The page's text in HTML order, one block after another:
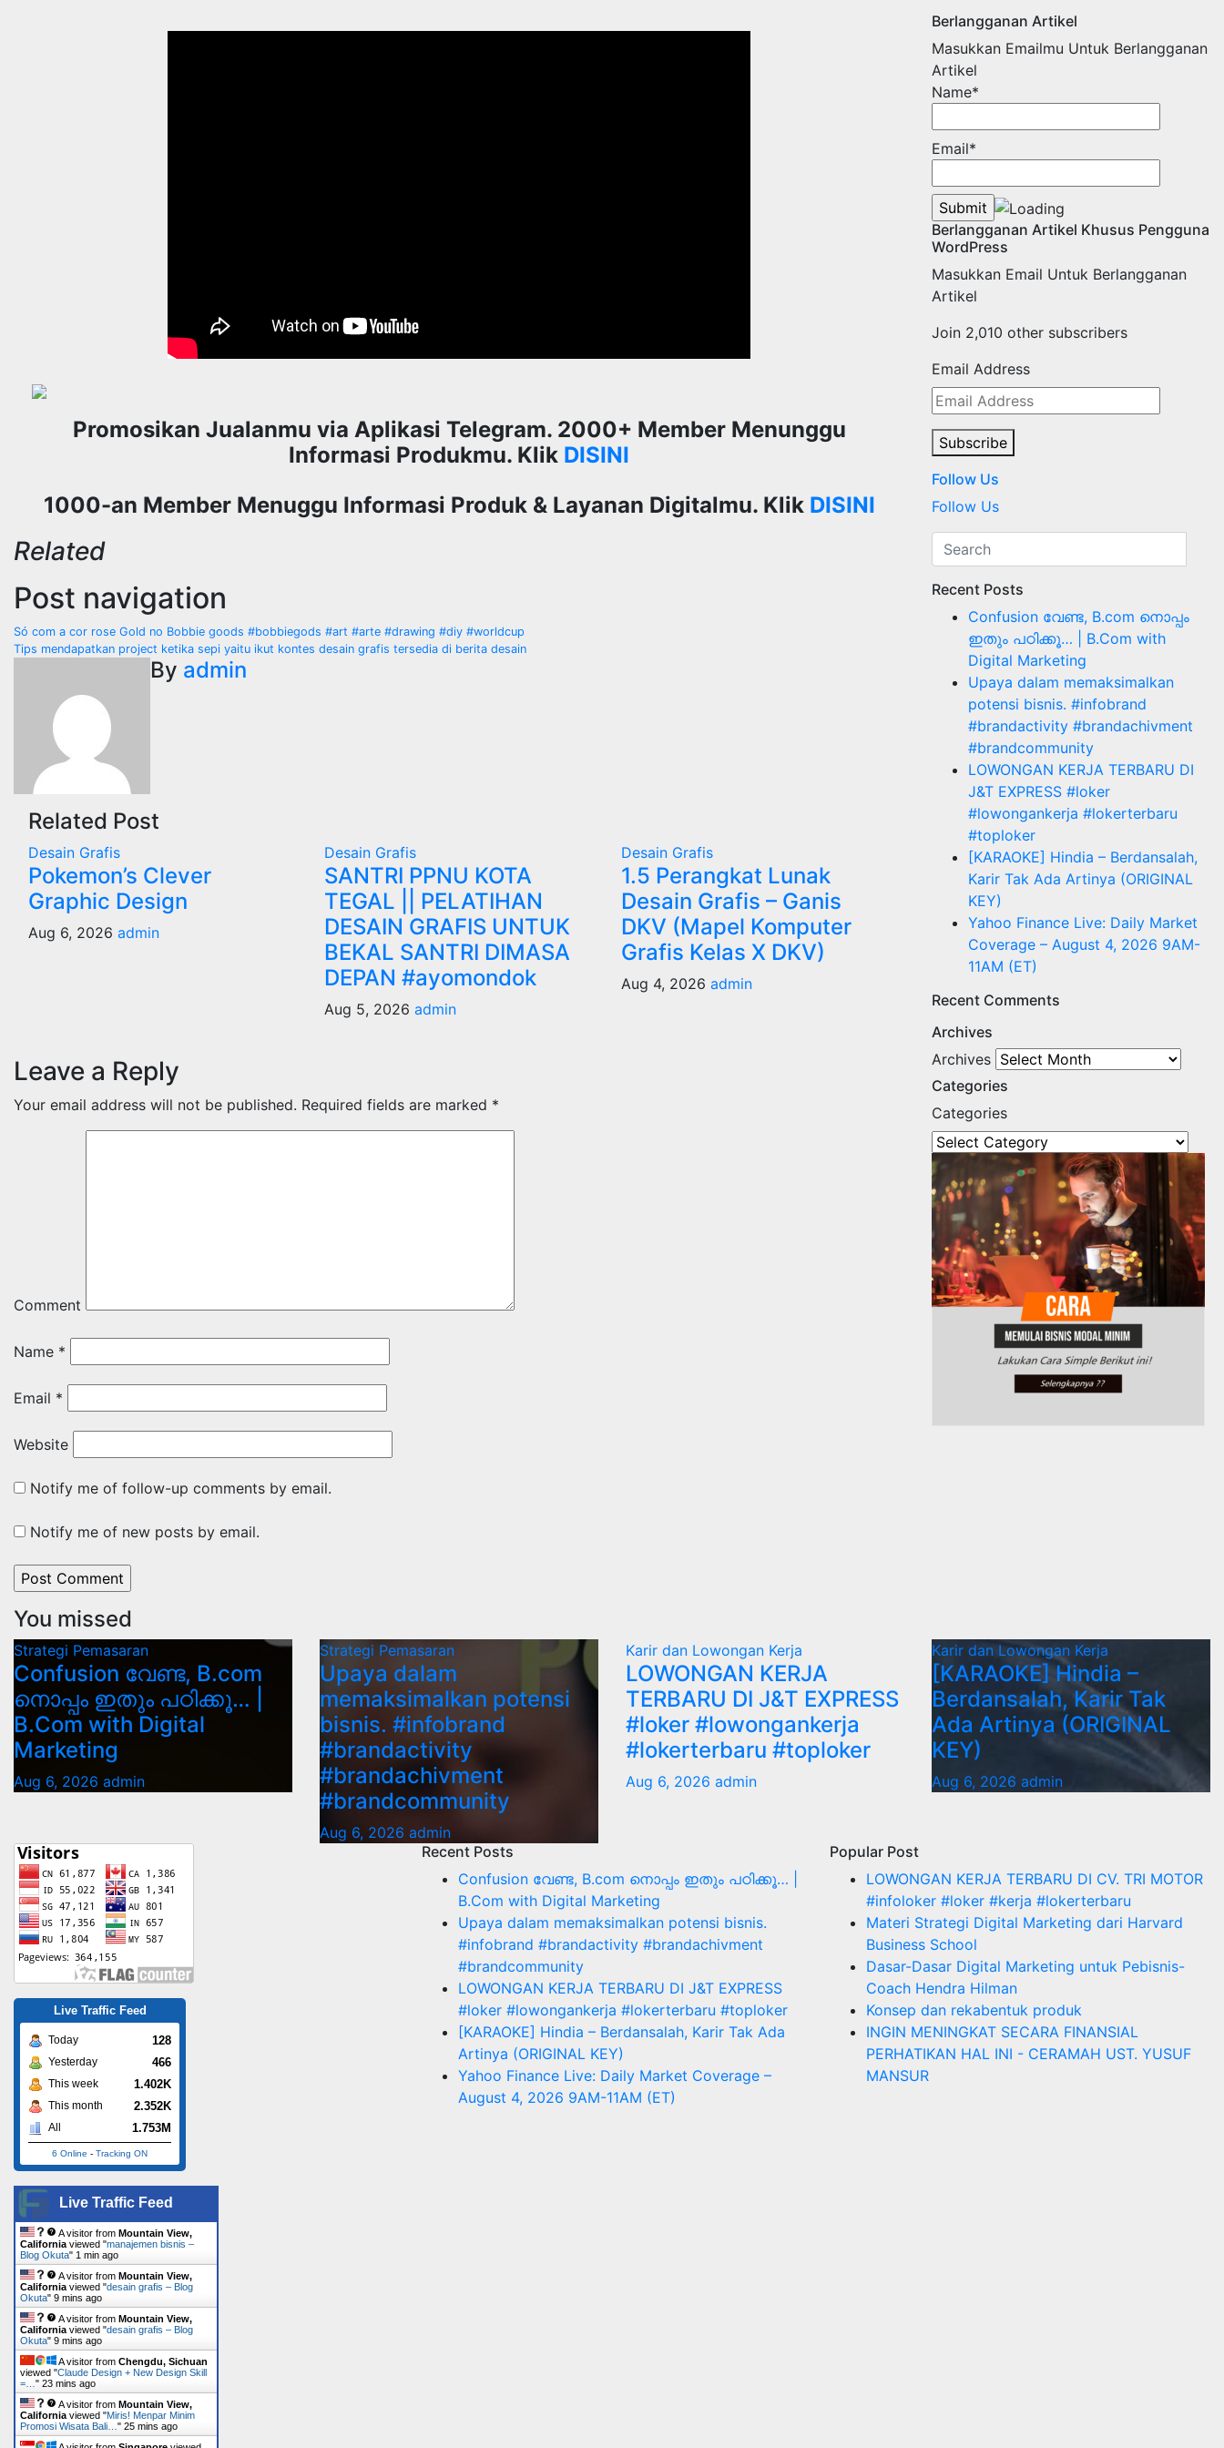
Promosikan Jualanmu via Aplikasi Telegram. 2000+ Member Menunggu
Informasi Produkmu. Klik DISINI
1000-an Member Menuggu Informasi Produk & Layanan Digitalmu. Klik DISINI
Related
Post navigation
Só com a cor rose Gold no Bobbie goods #bobbiegods #art #arte #drawing #diy #worldcup
Tips mendapatkan project ketika sepi yaitu ikut kontes desain grafis tersedia di berita desain
By admin
Related Post
Desain Grafis
Pokemon’s Clever
Graphic Design
Aug 6, 2026 admin
Desain Grafis
SANTRI PPNU KOTA
TEGAL || PELATIHAN
DESAIN GRAFIS UNTUK
BEKAL SANTRI DIMASA
DEPAN #ayomondok
Aug 5, 2026 admin
Desain Grafis
1.5 Perangkat Lunak
Desain Grafis – Ganis
DKV (Mapel Komputer
Grafis Kelas X DKV)
Aug 4, 2026 admin
Leave a Reply
Your email address will not be published. Required fields are marked *
Comment
Name *
Email *
Website
Notify me of follow-up comments by email.
Notify me of new posts by email.
Berlangganan Artikel
Masukkan Emailmu Untuk Berlangganan
Artikel
Name*
Email*
Berlangganan Artikel Khusus Pengguna
WordPress
Masukkan Email Untuk Berlangganan
Artikel
Join 2,010 other subscribers
Email Address
Subscribe
Follow Us
Follow Us
Recent Posts
Confusion വേണ്ട, B.com നൊപ്പം
ഇതും പഠിക്കൂ… | B.Com with
Digital Marketing
Upaya dalam memaksimalkan
potensi bisnis. #infobrand
#brandactivity #brandachivment
#brandcommunity
LOWONGAN KERJA TERBARU DI
J&T EXPRESS #loker
#lowongankerja #lokerterbaru
#toploker
[KARAOKE] Hindia – Berdansalah,
Karir Tak Ada Artinya (ORIGINAL
KEY)
Yahoo Finance Live: Daily Market
Coverage – August 4, 2026 9AM-
11AM (ET)
Recent Comments
Archives
Archives
Categories
Categories
You missed
Strategi Pemasaran
Confusion വേണ്ട, B.com
നൊപ്പം ഇതും പഠിക്കൂ… |
B.Com with Digital
Marketing
Aug 6, 2026 admin
Strategi Pemasaran
Upaya dalam
memaksimalkan potensi
bisnis. #infobrand
#brandactivity
#brandachivment
#brandcommunity
Aug 6, 2026 admin
Karir dan Lowongan Kerja
LOWONGAN KERJA
TERBARU DI J&T EXPRESS
#loker #lowongankerja
#lokerterbaru #toploker
Aug 6, 2026 admin
Karir dan Lowongan Kerja
[KARAOKE] Hindia –
Berdansalah, Karir Tak
Ada Artinya (ORIGINAL
KEY)
Aug 6, 2026 admin
Live Traffic Feed
Today 128
Yesterday 466
This week 1.402K
This month 2.352K
All 1.753M
6 Online - Tracking ON
Live Traffic Feed
A visitor from Mountain View,
California viewed "manajemen bisnis –
Blog Okuta" 1 min ago
A visitor from Mountain View,
California viewed "desain grafis – Blog
Okuta" 9 mins ago
A visitor from Mountain View,
California viewed "desain grafis – Blog
Okuta" 9 mins ago
A visitor from Chengdu, Sichuan
viewed "Claude Design + New Design Skill
=… " 23 mins ago
A visitor from Mountain View,
California viewed "Miris! Menpar Minim
Promosi Wisata Bali… " 25 mins ago
Recent Posts
Confusion വേണ്ട, B.com നൊപ്പം ഇതും പഠിക്കൂ… |
B.Com with Digital Marketing
Upaya dalam memaksimalkan potensi bisnis.
#infobrand #brandactivity #brandachivment
#brandcommunity
LOWONGAN KERJA TERBARU DI J&T EXPRESS
#loker #lowongankerja #lokerterbaru #toploker
[KARAOKE] Hindia – Berdansalah, Karir Tak Ada
Artinya (ORIGINAL KEY)
Yahoo Finance Live: Daily Market Coverage –
August 4, 2026 9AM-11AM (ET)
Popular Post
LOWONGAN KERJA TERBARU DI CV. TRI MOTOR
#infoloker #loker #kerja #lokerterbaru
Materi Strategi Digital Marketing dari Harvard
Business School
Dasar-Dasar Digital Marketing untuk Pebisnis-
Coach Hendra Hilman
Konsep dan rekabentuk produk
INGIN MENINGKAT SECARA FINANSIAL
PERHATIKAN HAL INI - CERAMAH UST. YUSUF
MANSUR